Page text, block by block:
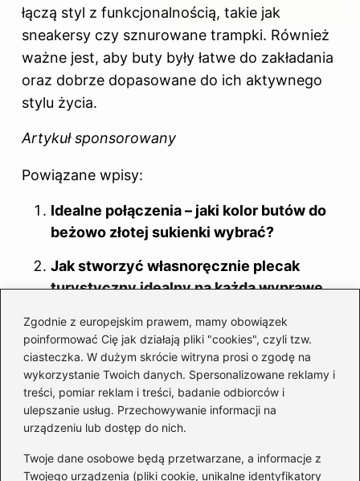
Zgodnie z europejskim prawem, mamy obowiązek
poinformować Cię jak działają pliki "cookies", czyli tzw.
ciasteczka. W dużym skrócie witryna prosi o zgodę na
wykorzystanie Twoich danych. Spersonalizowane reklamy i
treści, pomiar reklam i treści, badanie odbiorców i
ulepszanie usług. Przechowywanie informacji na
urządzeniu lub dostęp do nich.
Twoje dane osobowe będą przetwarzane, a informacje z
Twojego urządzenia (pliki cookie, unikalne identyfikatory
łączą styl z funkcjonalnością, takie jak
sneakersy czy sznurowane trampki. Również
ważne jest, aby buty były łatwe do zakładania
oraz dobrze dopasowane do ich aktywnego
stylu życia.
Artykuł sponsorowany
Powiązane wpisy:
Idealne połączenia – jaki kolor butów do
beżowo złotej sukienki wybrać?
Jak stworzyć własnoręcznie plecak
turystyczny idealny na każdą wyprawę
Jak sprawdzić, jaki mam rozmiar buta,
aby wybrać idealne obuwie?
Idealny rozmiar ramy dla osób o wzroście
175 cm – jak dokonać właściwego
wyboru?
Jak samodzielnie uszyć firankę idealnie
dopasowaną do okna łukowego